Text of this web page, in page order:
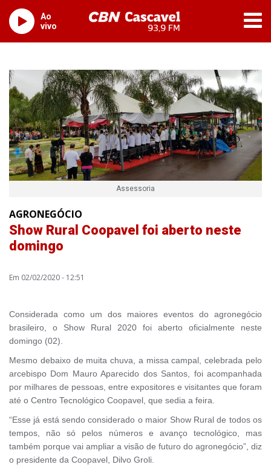
Ao
vivo
Assessoria
AGRONEGÓCIO
Show Rural Coopavel foi aberto neste
domingo
Em 02/02/2020 - 12:51
Considerada como um dos maiores eventos do agronegócio
brasileiro, o Show Rural 2020 foi aberto oficialmente neste
domingo (02).
Mesmo debaixo de muita chuva, a missa campal, celebrada pelo
arcebispo Dom Mauro Aparecido dos Santos, foi acompanhada
por milhares de pessoas, entre expositores e visitantes que foram
até o Centro Tecnológico Coopavel, que sedia a feira.
“Esse já está sendo considerado o maior Show Rural de todos os
tempos, não só pelos números e avanço tecnológico, mas
também porque vai ampliar a visão de futuro do agronegócio”, diz
o presidente da Coopavel, Dilvo Groli.